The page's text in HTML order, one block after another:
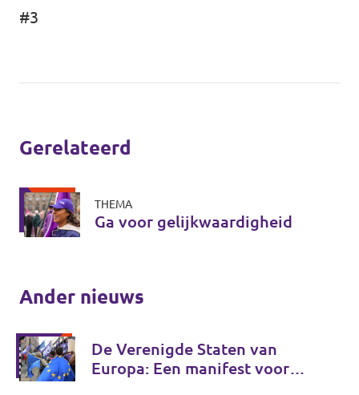
#3
Gerelateerd
THEMA
Ga voor gelijkwaardigheid
Ander nieuws
De Verenigde Staten van
Europa: Een manifest voor